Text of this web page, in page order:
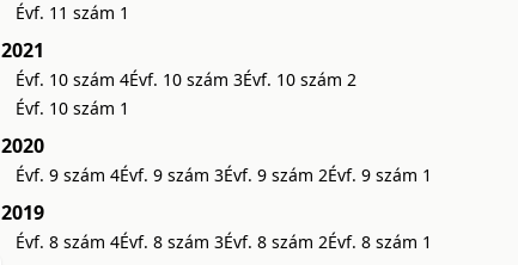
Évf. 11 szám 1
2021
Évf. 10 szám 4Évf. 10 szám 3Évf. 10 szám 2
Évf. 10 szám 1
2020
Évf. 9 szám 4Évf. 9 szám 3Évf. 9 szám 2Évf. 9 szám 1
2019
Évf. 8 szám 4Évf. 8 szám 3Évf. 8 szám 2Évf. 8 szám 1